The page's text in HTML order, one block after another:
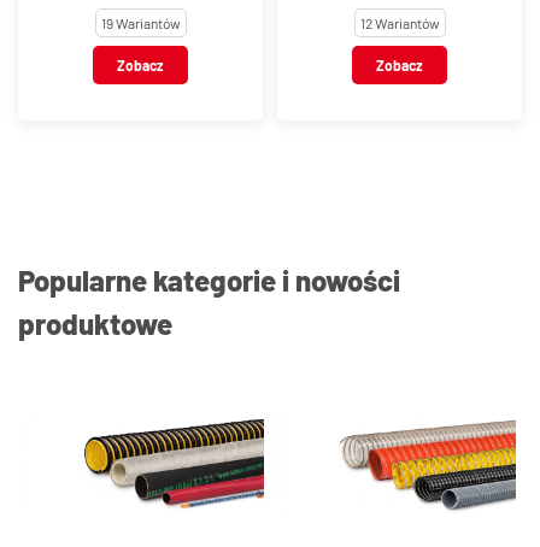
19 Wariantów
Zobacz
12 Wariantów
Zobacz
Popularne kategorie i nowości
produktowe